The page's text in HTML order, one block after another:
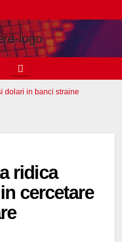
ridica
cercetare